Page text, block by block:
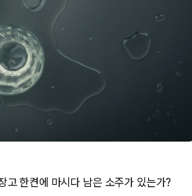
고 한켠에 마시다 남은 소주가 있는가?